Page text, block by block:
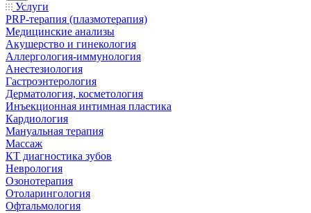
Услуги
PRP-терапия (плазмотерапия)
Медицинские анализы
Акушерство и гинекология
Аллергология-иммунология
Анестезиология
Гастроэнтерология
Дерматология, косметология
Инъекционная интимная пластика
Кардиология
Мануальная терапия
Массаж
КТ диагностика зубов
Неврология
Озонотерапия
Отоларингология
Офтальмология